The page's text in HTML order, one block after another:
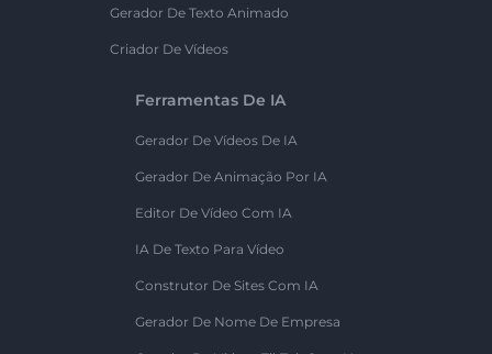
Gerador De Texto Animado
Criador De Vídeos
Ferramentas De IA
Gerador De Vídeos De IA
Gerador De Animação Por IA
Editor De Vídeo Com IA
IA De Texto Para Vídeo
Construtor De Sites Com IA
Gerador De Nome De Empresa